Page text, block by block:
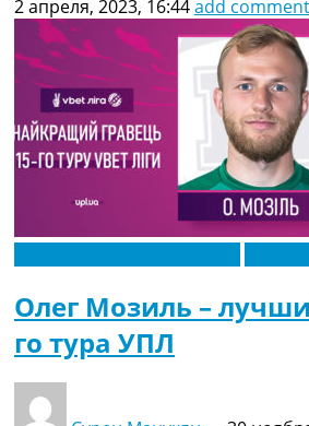
2 апреля, 2023, 16:44add comment
Олег Мозиль –
го тура УПЛ